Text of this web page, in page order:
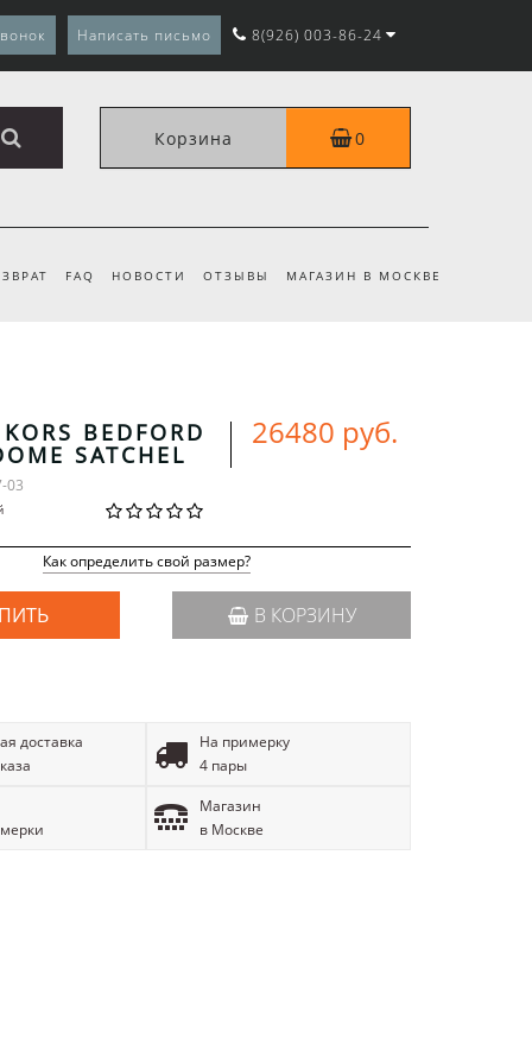
Написать письмо 8(926) 003-86-24
Корзина 0
FAQ НОВОСТИ ОТЗЫВЫ МАГАЗИН В МОСКВЕ
BEDFORD
SATCHEL
03
26480 руб.
Как определить свой размер?
В КОРЗИНУ
доставка
На примерку
4 пары
Магазин
в Москве